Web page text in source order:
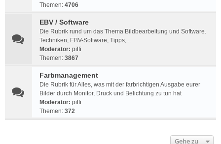
Themen: 4706
EBV / Software
Die Rubrik rund um das Thema Bildbearbeitung und Software.
Techniken, EBV-Software, Tipps,...
Moderator: pilfi
Themen: 3867
Farbmanagement
Die Rubrik für Alles, was mit der farbrichtigen Ausgabe eurer
Bilder durch Monitor, Druck und Belichtung zu tun hat
Moderator: pilfi
Themen: 372
Gehe zu